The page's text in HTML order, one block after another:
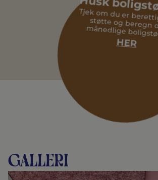
Tjek om du er berettiget til støtte og
månedlige
HER
Galleri